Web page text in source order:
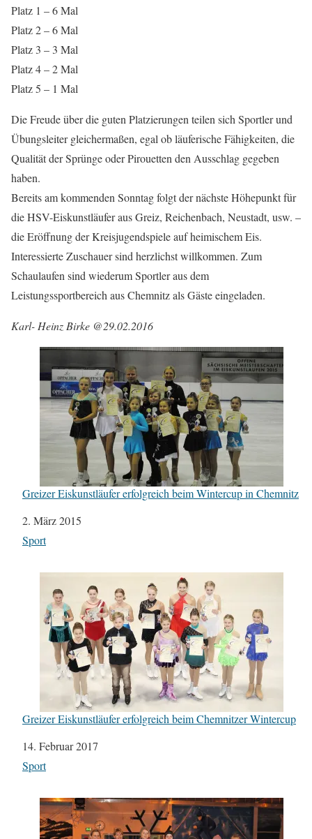
Platz 1 – 6 Mal
Platz 2 – 6 Mal
Platz 3 – 3 Mal
Platz 4 – 2 Mal
Platz 5 – 1 Mal
Die Freude über die guten Platzierungen teilen sich Sportler und
Übungsleiter gleichermaßen, egal ob läuferische Fähigkeiten, die
Qualität der Sprünge oder Pirouetten den Ausschlag gegeben
haben.
Bereits am kommenden Sonntag folgt der nächste Höhepunkt für
die HSV-Eiskunstläufer aus Greiz, Reichenbach, Neustadt, usw. –
die Eröffnung der Kreisjugendspiele auf heimischem Eis.
Interessierte Zuschauer sind herzlichst willkommen. Zum
Schaulaufen sind wiederum Sportler aus dem
Leistungssportbereich aus Chemnitz als Gäste eingeladen.
Karl- Heinz Birke @29.02.2016
Greizer Eiskunstläufer erfolgreich beim Wintercup in Chemnitz
Datum
2. März 2015
In Bezug auf
Sport
Greizer Eiskunstläufer erfolgreich beim Chemnitzer Wintercup
Datum
14. Februar 2017
In Bezug auf
Sport